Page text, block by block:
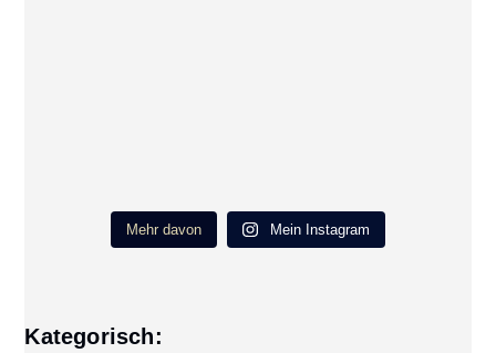
Mehr davon Mein Instagram
Kategorisch: